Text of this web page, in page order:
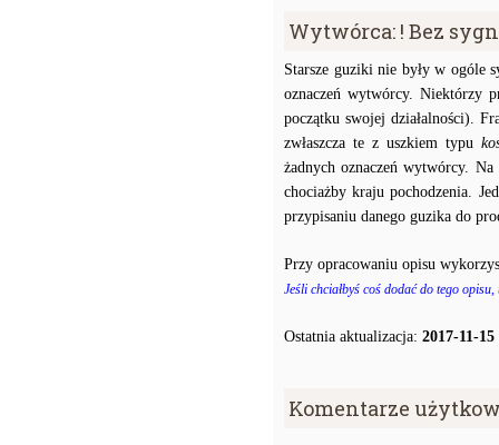
Wytwórca: ! Bez
Starsze guziki nie były w ogóle
oznaczeń wytwórcy. Niektórzy
początku swojej działalności).
zwłaszcza te z uszkiem typu
żadnych oznaczeń wytwórcy.
chociażby kraju pochodzenia.
przypisaniu danego guzika do
Przy opracowaniu opisu
Jeśli chciałbyś coś dodać do tego
Ostatnia aktualizacja: 2017-11-15
Komentarze